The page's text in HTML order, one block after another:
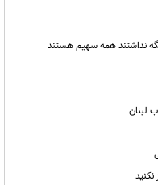
نگه نداشتند همه سهیم هستند
لبنان